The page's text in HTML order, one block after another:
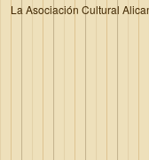
La Asociación Cultural